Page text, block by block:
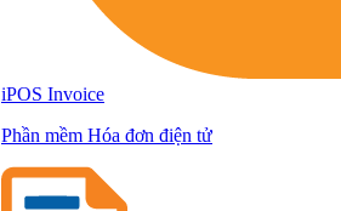
iPOS Invoice
Phần mềm Hóa đơn điện tử